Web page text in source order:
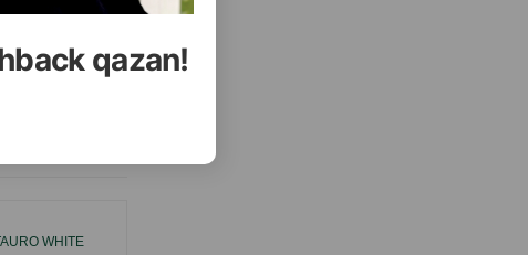
qazan!
WHITE